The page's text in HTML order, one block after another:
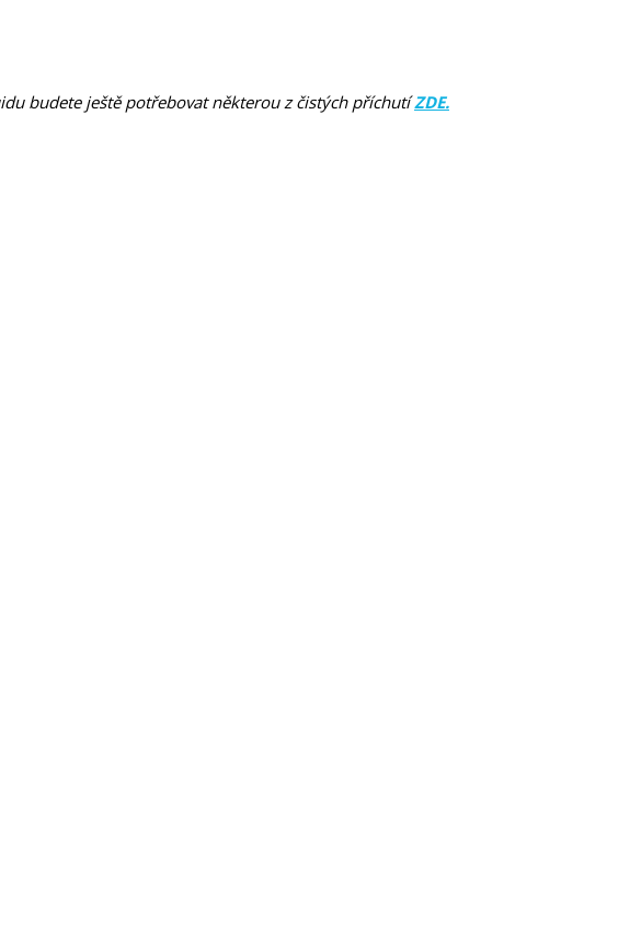
budete ještě potřebovat některou z čistých příchutíZDE.